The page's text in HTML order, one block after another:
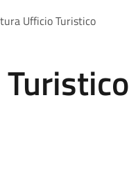
Ufficio Turistico